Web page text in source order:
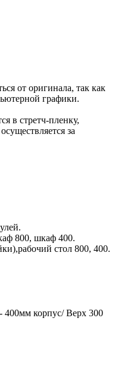
от оригинала, так как
графики.
в стретч-пленку,
за
800, шкаф 400.
стол 800, 400.
400мм корпус/ Верх 300